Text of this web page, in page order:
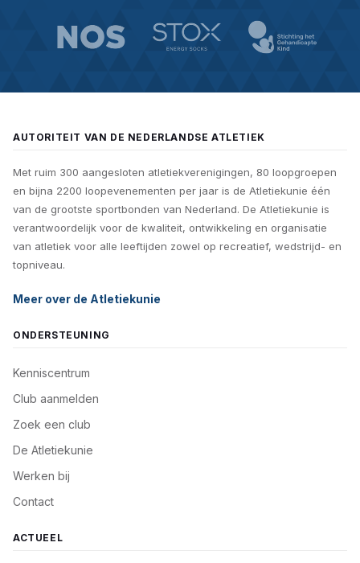
AUTORITEIT VAN DE NEDERLANDSE ATLETIEK
Met ruim 300 aangesloten atletiekverenigingen, 80 loopgroepen
en bijna 2200 loopevenementen per jaar is de Atletiekunie één
van de grootste sportbonden van Nederland. De Atletiekunie is
verantwoordelijk voor de kwaliteit, ontwikkeling en organisatie
van atletiek voor alle leeftijden zowel op recreatief, wedstrijd- en
topniveau.
Meer over de Atletiekunie
ONDERSTEUNING
Kenniscentrum
Club aanmelden
Zoek een club
De Atletiekunie
Werken bij
Contact
ACTUEEL